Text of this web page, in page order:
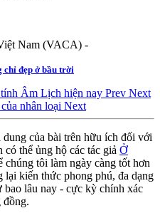
Nam (VACA) -
chỉ đẹp ở bầu trời
Âm Lịch hiện nay Prev Next
nhân loại Next
dung của bài trên hữu ích đối với
có thể ủng hộ các tác giả Ở
chúng tôi làm ngày càng tốt hơn
lại kiến thức phong phú, đa dạng
bao lâu nay - cực kỳ chính xác
đồng.